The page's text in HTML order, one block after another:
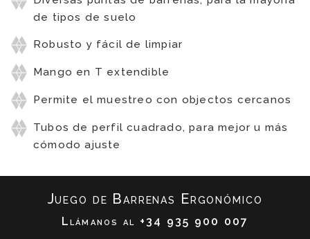
de tipos de suelo
Robusto y fácil de limpiar
Mango en T extendible
Permite el muestreo con objectos cercanos
Tubos de perfil cuadrado, para mejor u más
cómodo ajuste
Juego de Barrenas Ergonómico
Llámanos al +34 935 900 007